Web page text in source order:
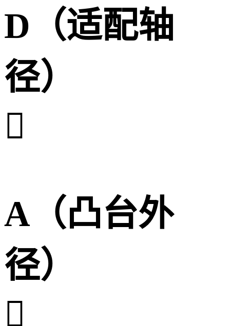
D（适配轴
径）

A（凸台外
径）
